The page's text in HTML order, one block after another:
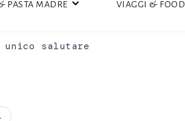
PASTA MADRE VIAGGI & FOOD
salutare